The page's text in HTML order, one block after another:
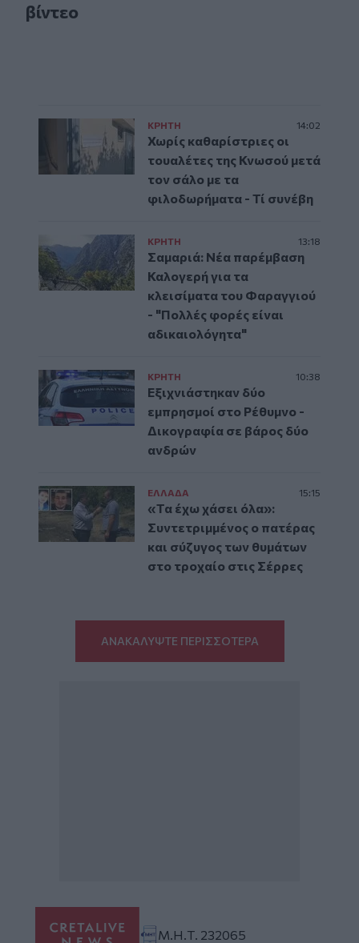
βίντεο
ΚΡΗΤΗ 14:02
Χωρίς καθαρίστριες οι
τουαλέτες της Κνωσού μετά
τον σάλο με τα
φιλοδωρήματα - Τί συνέβη
ΚΡΗΤΗ 13:18
Σαμαριά: Νέα παρέμβαση
Καλογερή για τα
κλεισίματα του Φαραγγιού
- "Πολλές φορές είναι
αδικαιολόγητα"
ΚΡΗΤΗ 10:38
Εξιχνιάστηκαν δύο
εμπρησμοί στο Ρέθυμνο -
Δικογραφία σε βάρος δύο
ανδρών
ΕΛΛAΔΑ 15:15
«Τα έχω χάσει όλα»:
Συντετριμμένος ο πατέρας
και σύζυγος των θυμάτων
στο τροχαίο στις Σέρρες
ΑΝΑΚΑΛΥΨΤΕ ΠΕΡΙΣΣΟΤΕΡΑ
Μ.Η.Τ. 232065